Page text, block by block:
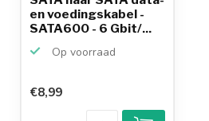
en voedingskabel -
SATA600 - 6 Gbit/...
Op voorraad
€8,99